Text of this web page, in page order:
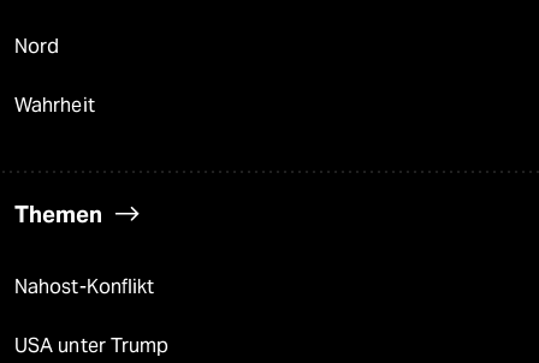
Nord
Wahrheit
Themen
Nahost-Konflikt
USA unter Trump